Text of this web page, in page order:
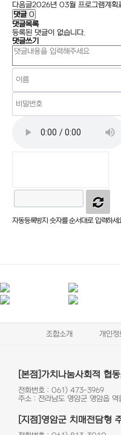
다음글2026년 03월 프로그램계획
댓글0
댓글목록
등록된 댓글이 없습니다.
댓글쓰기
자동등록방지 숫자를 순서대로 입력하세
조합소개 개인정
[본점]가치나눔사회적 협
전화번호 : 061) 473-3969
주소 : 전라남도 영암군 영암읍
[지점]영암군 치매전담형